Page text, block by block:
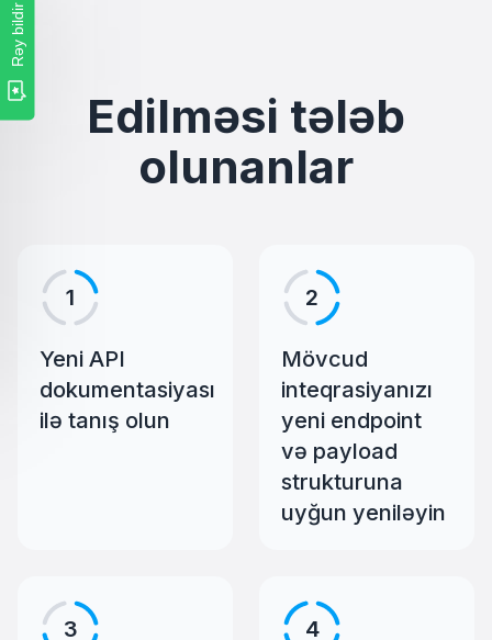
Edilməsi tələb
olunanlar
1
Yeni API
dokumentasiyası
ilə tanış olun
2
Mövcud
inteqrasiyanızı
yeni endpoint
və payload
strukturuna
uyğun yeniləyin
3 4
Rəy bildir